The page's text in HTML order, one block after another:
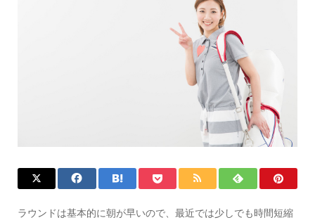
ラウンドは基本的に朝が早いので、最近では少しでも時間短縮